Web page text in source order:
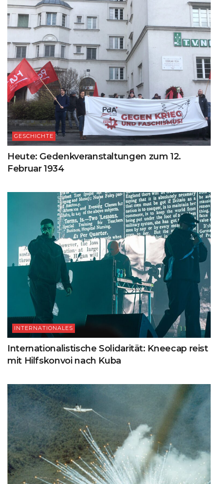
GESCHICHTE
Heute: Gedenkveranstaltungen zum 12.
Februar 1934
INTERNATIONALES
Internationalistische Solidarität: Kneecap reist
mit Hilfskonvoi nach Kuba